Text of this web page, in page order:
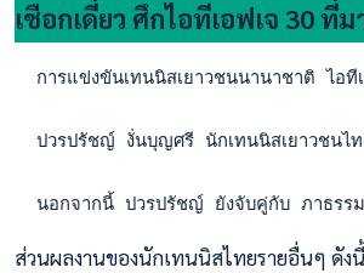
เชือกเดี่ยว ศึกไอทีเอฟเจ 30 ที่ม
การแข่งขันเทนนิสเยาวชนนานาชาติ ไอที
ปวรปรัชญ์ งั่นบุญศรี นักเทนนิสเยาวชนไ
นอกจากนี้ ปวรปรัชญ์ ยังจับคู่กับ ภาธรร
ส่วนผลงานของนักเทนนิสไทยรายอื่นๆ ดังนี้